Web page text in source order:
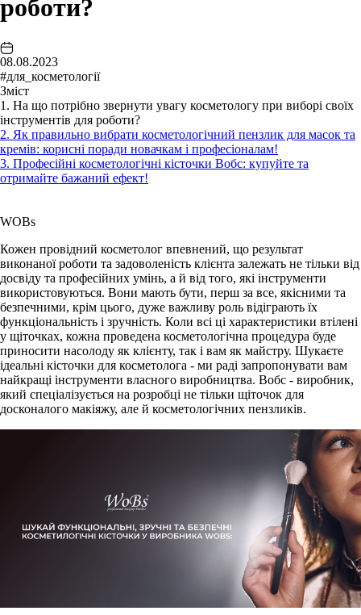
роботи?
08.08.2023
#для_косметології
Зміст
1. На що потрібно звернути увагу косметологу при виборі своїх
інструментів для роботи?
2. Як правильно вибрати косметологічний пензлик для масок та
кремів: корисні поради новачкам і професіоналам!
3. Професійні косметологічні кісточки Вобс: купуйте та
отримайте бажаний ефект!
WOBs
Кожен провідний косметолог впевнений, що результат
виконаної роботи та задоволеність клієнта залежать не тільки від
досвіду та професійних умінь, а й від того, які інструменти
використовуються. Вони мають бути, перш за все, якісними та
безпечними, крім цього, дуже важливу роль відіграють їх
функціональність і зручність. Коли всі ці характеристики втілені
у щіточках, кожна проведена косметологічна процедура буде
приносити насолоду як клієнту, так і вам як майстру. Шукаєте
ідеальні кісточки для косметолога - ми раді запропонувати вам
найкращі інструменти власного виробництва. Вобс - виробник,
який спеціалізується на розробці не тільки щіточок для
досконалого макіяжу, але й косметологічних пензликів.